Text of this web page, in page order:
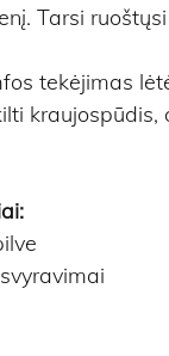
Tarsi
tekėjimas